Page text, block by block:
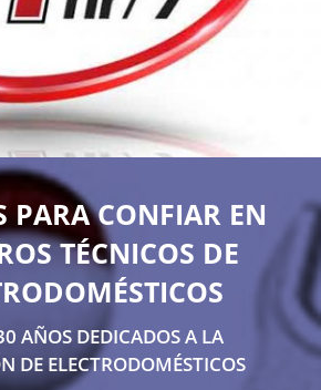
PARA CONFIAR EN
TÉCNICOS DE
AÑOS DEDICADOS A LA
DE ELECTRODOMÉSTICOS